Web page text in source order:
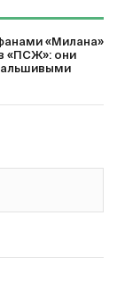
«Милана»
«ПСЖ»: они